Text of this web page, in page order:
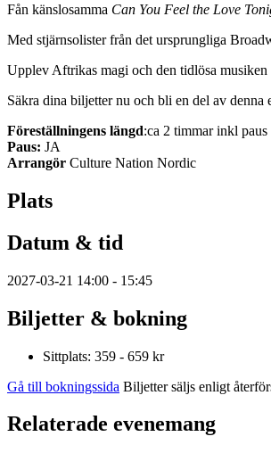
Fån känslosamma Can You Feel the Love
Med stjärnsolister från det ursprungliga
Upplev Aftrikas magi och den tidlösa musiken
Säkra dina biljetter nu och bli en del av denna
Föreställningens längd:ca 2 timmar inkl paus
Paus: JA
Arrangör Culture Nation Nordic
Plats
Datum & tid
2027-03-21 14:00 - 15:45
Biljetter & bokning
Sittplats: 359 - 659 kr
Gå till bokningssida Biljetter säljs enligt
Relaterade evenemang